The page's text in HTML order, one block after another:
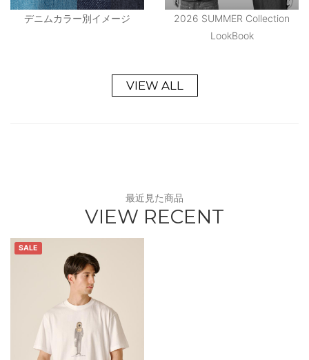
デニムカラー別イメージ
2026 SUMMER Collection
LookBook
VIEW ALL
最近見た商品
VIEW RECENT
SALE